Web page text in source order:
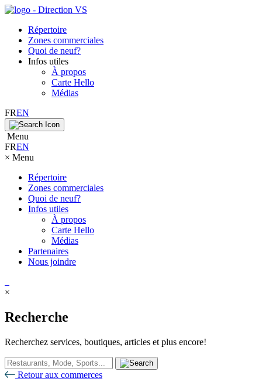
Répertoire
Zones commerciales
Quoi de neuf?
Infos utiles
À propos
Carte Hello
Médias
FREN
Menu
FREN
× Menu
Répertoire
Zones commerciales
Quoi de neuf?
Infos utiles
À propos
Carte Hello
Médias
Partenaires
Nous joindre
×
Recherche
Recherchez services, boutiques, articles et plus encore!
Retour aux commerces